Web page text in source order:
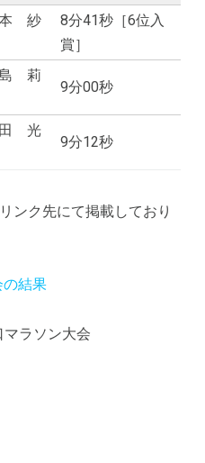
紗
8分41秒［6位入
賞］
莉
9分00秒
光
9分12秒
ンク先にて掲載しており
結果